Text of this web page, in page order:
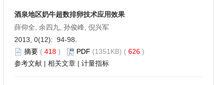
酒泉地区奶牛超数排卵技术应用效果
薛仰全, 余四九, 孙俊峰, 倪兴军
2013, 0(12): 94-98.
摘要 ( 418 ) PDF (1351KB) ( 626 )
参考文献 | 相关文章 | 计量指标